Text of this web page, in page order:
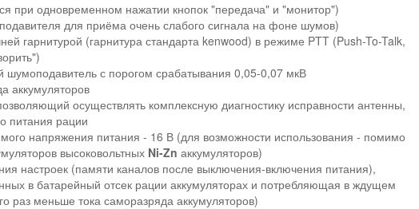
при одновременном нажатии кнопок "передача" и "монитор")
для приёма очень слабого сигнала на фоне шумов)
гарнитурой (гарнитура стандарта kenwood) в режиме PTT (Push-To-Talk,
с порогом срабатывания 0,05-0,07 мкВ
аккумуляторов
осуществлять комплексную диагностику исправности антенны,
питания рации
напряжения питания - 16 В (для возможности использования - помимо
высоковольтных Ni-Zn аккумуляторов)
настроек (памяти каналов после выключения-включения питания),
в батарейный отсек рации аккумуляторах и потребляющая в ждущем
раз меньше тока саморазряда аккумуляторов)